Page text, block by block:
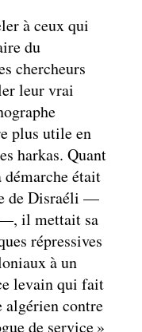
à ceux qui
du
chercheurs
leur vrai
plus utile en
harkas. Quant
était
de Disraéli —
—, il mettait sa
répressives
à un
levain qui fait
algérien contre
de service »